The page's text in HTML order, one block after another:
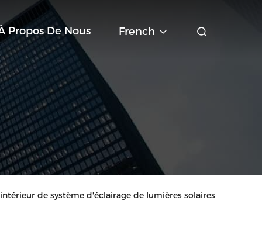
Propos De Nous French
de système d'éclairage de lumières solaires